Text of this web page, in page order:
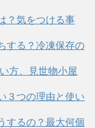
？気をつける事
する？冷凍保存の
方、見世物小屋
３つの理由と使い
するの？最大何個